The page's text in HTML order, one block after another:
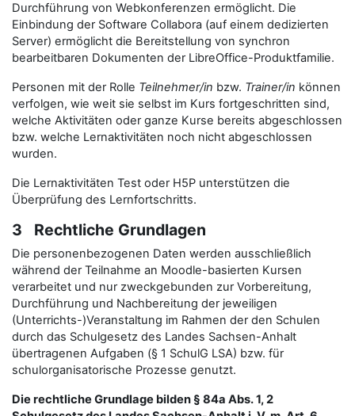
Durchführung von Webkonferenzen ermöglicht. Die
Einbindung der Software Collabora (auf einem dedizierten
Server) ermöglicht die Bereitstellung von synchron
bearbeitbaren Dokumenten der LibreOffice-Produktfamilie.
Personen mit der Rolle Teilnehmer/in bzw. Trainer/in können
verfolgen, wie weit sie selbst im Kurs fortgeschritten sind,
welche Aktivitäten oder ganze Kurse bereits abgeschlossen
bzw. welche Lernaktivitäten noch nicht abgeschlossen
wurden.
Die Lernaktivitäten Test oder H5P unterstützen die
Überprüfung des Lernfortschritts.
3 Rechtliche Grundlagen
Die personenbezogenen Daten werden ausschließlich
während der Teilnahme an Moodle-basierten Kursen
verarbeitet und nur zweckgebunden zur Vorbereitung,
Durchführung und Nachbereitung der jeweiligen
(Unterrichts-)Veranstaltung im Rahmen der den Schulen
durch das Schulgesetz des Landes Sachsen-Anhalt
übertragenen Aufgaben (§ 1 SchulG LSA) bzw. für
schulorganisatorische Prozesse genutzt.
Die rechtliche Grundlage bilden § 84a Abs. 1, 2